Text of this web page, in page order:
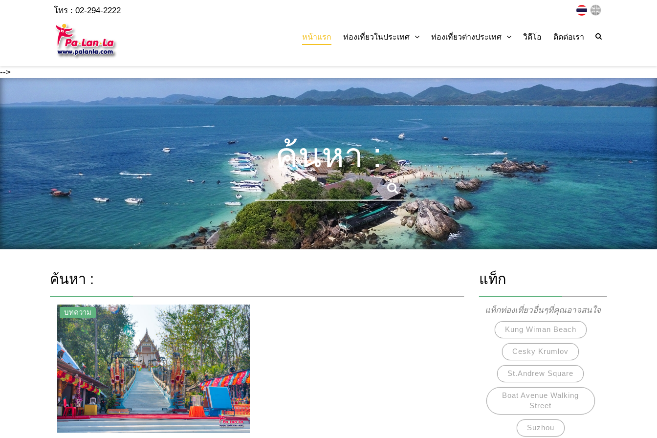
-->
โทร : 02-294-2222
หน้าแรก ท่องเที่ยวในประเทศ ท่องเที่ยวต่างประเทศ วิดีโอ ติดต่อเรา
ค้นหา :
ค้นหา :
บทความ
แท็ก
แท็กท่องเที่ยวอื่นๆที่คุณอาจสนใจ
Kung Wiman Beach
Cesky Krumlov
St.Andrew Square
Boat Avenue Walking
Street
Suzhou